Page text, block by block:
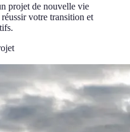
projet de nouvelle vie
votre transition et